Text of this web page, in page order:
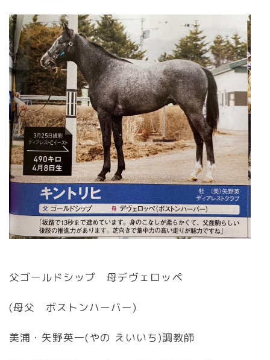
父ゴールドシップ 母デヴェロッペ
(母父 ボストンハーバー)
美浦・矢野英一(やの えいいち)調教師